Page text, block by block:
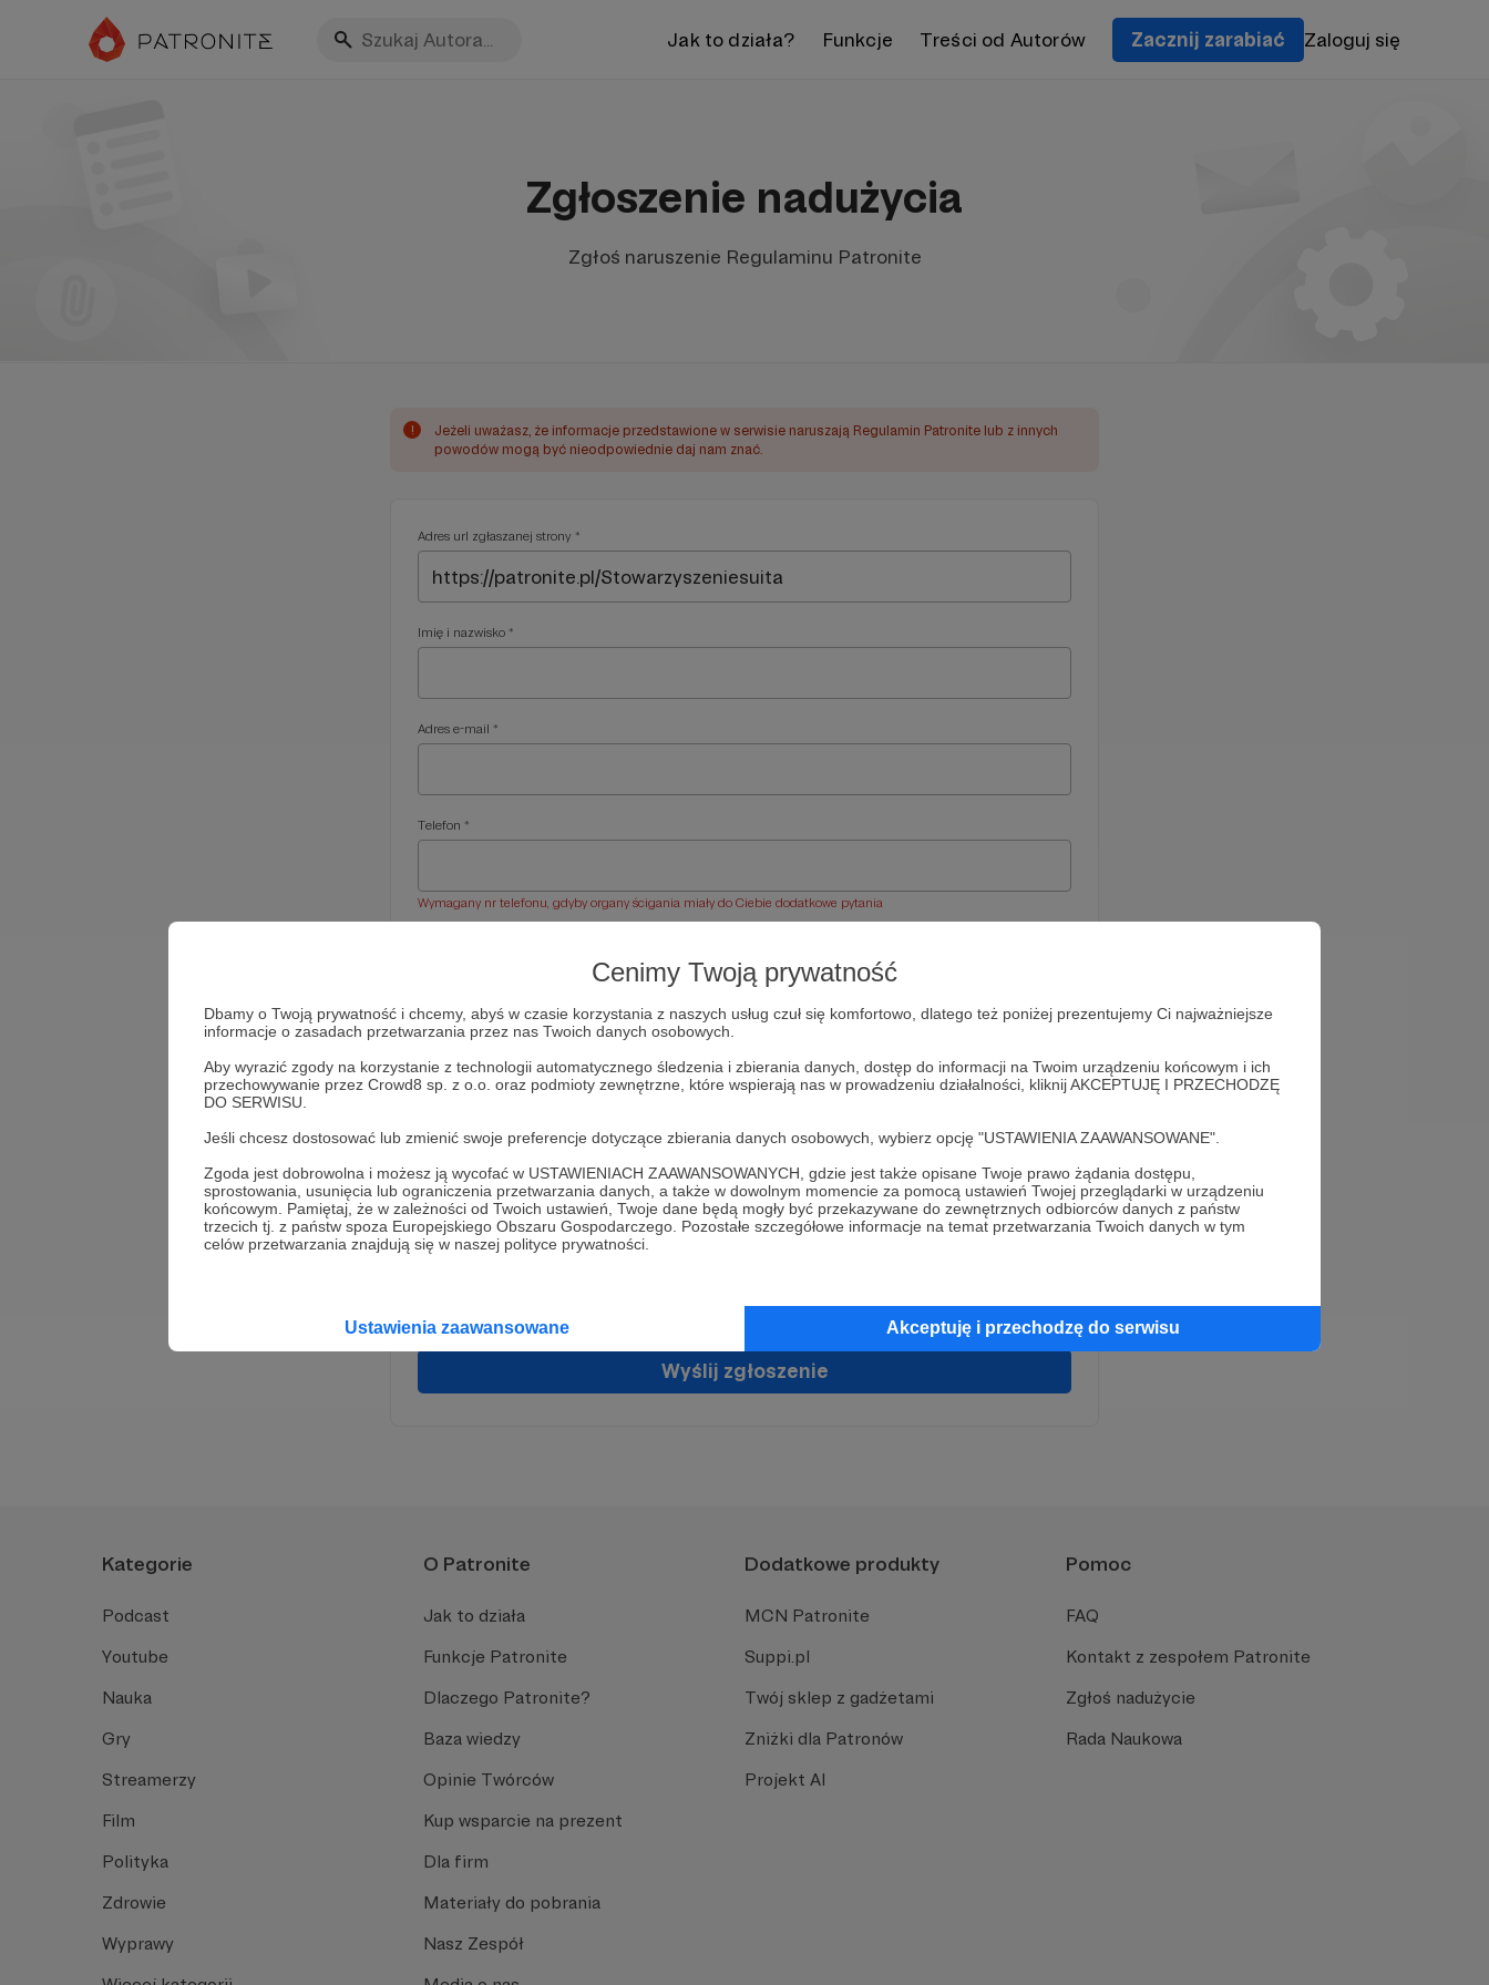
Cenimy Twoją prywatność
Dbamy o Twoją prywatność i chcemy, abyś w czasie korzystania z naszych usług czuł się komfortowo, dlatego też poniżej prezentujemy Ci najważniejsze
informacje o zasadach przetwarzania przez nas Twoich danych osobowych.
Aby wyrazić zgody na korzystanie z technologii automatycznego śledzenia i zbierania danych, dostęp do informacji na Twoim urządzeniu końcowym i ich
przechowywanie przez Crowd8 sp. z o.o. oraz podmioty zewnętrzne, które wspierają nas w prowadzeniu działalności, kliknij AKCEPTUJĘ I PRZECHODZĘ
DO SERWISU.
Jeśli chcesz dostosować lub zmienić swoje preferencje dotyczące zbierania danych osobowych, wybierz opcję "USTAWIENIA ZAAWANSOWANE".
Zgoda jest dobrowolna i możesz ją wycofać w USTAWIENIACH ZAAWANSOWANYCH, gdzie jest także opisane Twoje prawo żądania dostępu,
sprostowania, usunięcia lub ograniczenia przetwarzania danych, a także w dowolnym momencie za pomocą ustawień Twojej przeglądarki w urządzeniu
końcowym. Pamiętaj, że w zależności od Twoich ustawień, Twoje dane będą mogły być przekazywane do zewnętrznych odbiorców danych z państw
trzecich tj. z państw spoza Europejskiego Obszaru Gospodarczego. Pozostałe szczegółowe informacje na temat przetwarzania Twoich danych w tym
celów przetwarzania znajdują się w naszej polityce prywatności.
Ustawienia zaawansowane Akceptuję i przechodzę do serwisu
Jak to działa? Funkcje Treści od Autorów Zacznij zarabiać Zaloguj się
Zgłoszenie nadużycia
Zgłoś naruszenie Regulaminu Patronite
!
Jeżeli uważasz, że informacje przedstawione w serwisie naruszają Regulamin Patronite lub z innych
powodów mogą być nieodpowiednie daj nam znać.
Adres url zgłaszanej strony *
Imię i nazwisko *
Adres e-mail *
Telefon *
Wymagany nr telefonu, gdyby organy ścigania miały do Ciebie dodatkowe pytania
* Wyrażam zgodę na przetwarzanie moich danych osobowych przez Patronite
Administratorem Twoich danych osobowych jest Crowd8 sp. z o.o. z siedziba w Warszawie, ul. Żwirki i
Wigury 16, 02-092 Warszawa. Twoje dane osobowe będą przetwarzane w szczególności w celu wykonania
umowy zawartej z Tobą, w tym do umożliwienia świadczenia usługi drogą elektroniczną oraz pełnego
korzystania z platformy Patronite.pl, w tym możliwości dokonywania oraz otrzymywania wsparcia na naszej
Gwarantujemy spełnienie wszystkich Twoich praw wynikających z ogólnego rozporządzenia o ochronie
danych, tj. prawo dostępu, sprostowania oraz usunięcia Twoich danych, ograniczenia ich przetwarzania,
profilowaniu, a także prawo wyrażenia sprzeciwu wobec przetwarzania Twoich danych osobowych.
Rejestracja dla osób niepełnoletnich możliwa jest po przekazaniu podpisanego formularza "Zgodna na
rozwiń zgodę
Wyślij zgłoszenie
Kategorie
Podcast
Youtube
Nauka
Gry
Streamerzy
Film
Polityka
Zdrowie
Wyprawy
O Patronite
Jak to działa
Funkcje Patronite
Dlaczego Patronite?
Baza wiedzy
Opinie Twórców
Kup wsparcie na prezent
Dla firm
Materiały do pobrania
Nasz Zespół
Dodatkowe produkty
MCN Patronite
Suppi.pl
Twój sklep z gadżetami
Zniżki dla Patronów
Projekt AI
Pomoc
FAQ
Kontakt z zespołem Patronite
Zgłoś nadużycie
Rada Naukowa